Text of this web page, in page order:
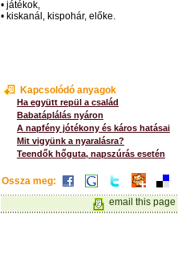
• játékok,
• kiskanál, kispohár, előke.
Kapcsolódó anyagok
Ha együtt repül a család
Babatáplálás nyáron
A napfény jótékony és káros hatásai
Mit vigyünk a nyaralásra?
Teendők hőguta, napszúrás esetén
Ossza meg:
email this page|